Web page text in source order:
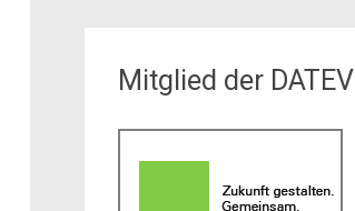
Mitglied der DATEV